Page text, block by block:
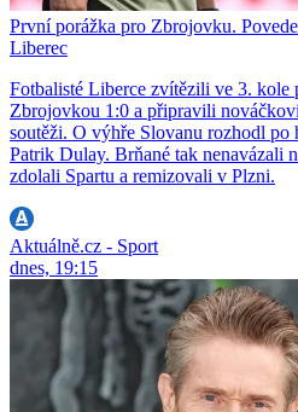
První porážka pro Zbrojovku.
Liberec
Fotbalisté Liberce zvítězili ve 3.
Zbrojovkou 1:0 a připravili
soutěži. O výhře Slovanu rozhodl
Patrik Dulay. Brňané tak nenavázali
zdolali Spartu a remizovali v Plzni.
Aktuálně.cz - Sport
dnes, 19:15